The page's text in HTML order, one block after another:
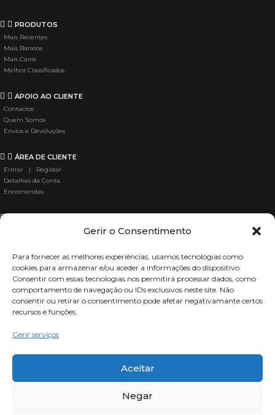
Gerir o Consentimento
Para fornecer as melhores experiências, usamos tecnologias como
cookies para armazenar e/ou aceder a informações do dispositivo.
Consentir com essas tecnologias nos permitirá processar dados, como
comportamento de navegação ou IDs exclusivos neste site. Não
consentir ou retirar o consentimento pode afetar negativamante certos
recursos e funções.
Gerir serviços
Aceitar
Negar
PRODUTOS
Mais Recentes
Mais Baratos
Mais Caros
Melhor Classificados
APOIO AO CLIENTE
Contactos
Quem Somos
Envios e Devoluções
ÁREA DE CLIENTE
Entrar | Registar
Detalhes da Conta
Encomendas
Mercadoxleva até si uma vasta gama de produtos para adultos.